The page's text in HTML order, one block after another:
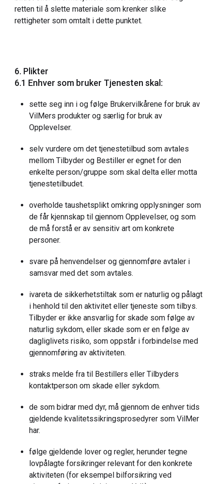
retten til å slette materiale som krenker slike
rettigheter som omtalt i dette punktet.
6. Plikter
6.1 Enhver som bruker Tjenesten skal:
sette seg inn i og følge Brukervilkårene for bruk av
VilMers produkter og særlig for bruk av
Opplevelser.
selv vurdere om det tjenestetilbud som avtales
mellom Tilbyder og Bestiller er egnet for den
enkelte person/gruppe som skal delta eller motta
tjenestetilbudet.
overholde taushetsplikt omkring opplysninger som
de får kjennskap til gjennom Opplevelser, og som
de må forstå er av sensitiv art om konkrete
personer.
svare på henvendelser og gjennomføre avtaler i
samsvar med det som avtales.
ivareta de sikkerhetstiltak som er naturlig og pålagt
i henhold til den aktivitet eller tjeneste som tilbys.
Tilbyder er ikke ansvarlig for skade som følge av
naturlig sykdom, eller skade som er en følge av
dagliglivets risiko, som oppstår i forbindelse med
gjennomføring av aktiviteten.
straks melde fra til Bestillers eller Tilbyders
kontaktperson om skade eller sykdom.
de som bidrar med dyr, må gjennom de enhver tids
gjeldende kvalitetssikringsprosedyrer som VilMer
har.
følge gjeldende lover og regler, herunder tegne
lovpålagte forsikringer relevant for den konkrete
aktiviteten (for eksempel bilforsikring ved